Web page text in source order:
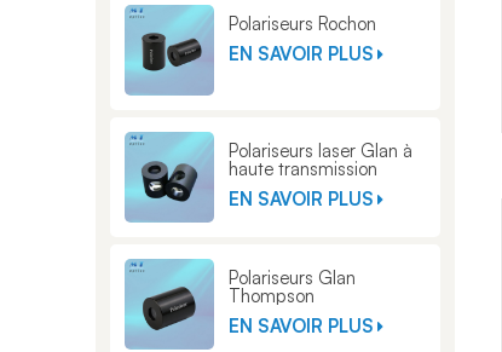
Polariseurs Rochon
EN SAVOIR PLUS
Polariseurs laser Glan à
haute transmission
EN SAVOIR PLUS
Polariseurs Glan
Thompson
EN SAVOIR PLUS